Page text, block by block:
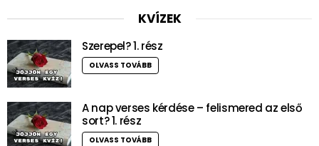
KVÍZEK
Szerepel? 1. rész
OLVASS TOVÁBB
A nap verses kérdése – felismered az első
sort? 1. rész
OLVASS TOVÁBB